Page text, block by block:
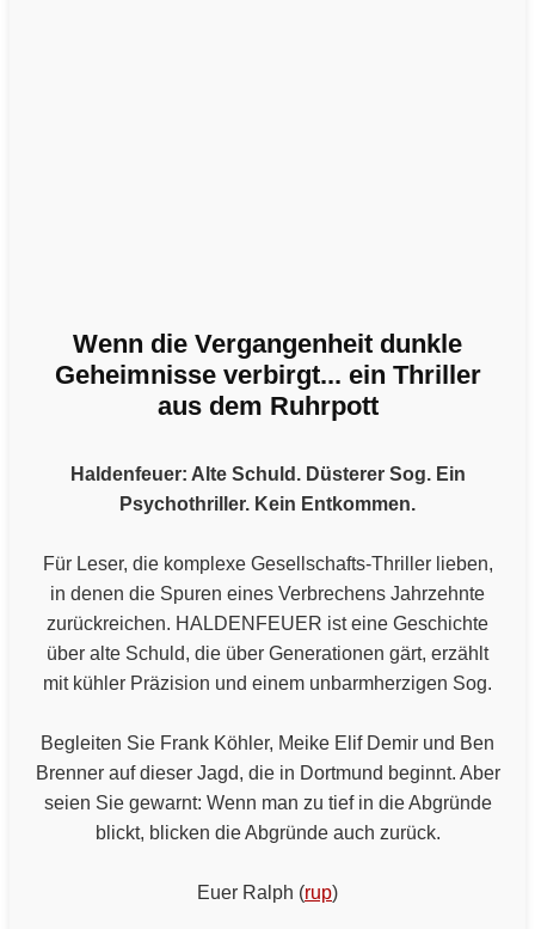
Wenn die Vergangenheit dunkle
Geheimnisse verbirgt... ein Thriller
aus dem Ruhrpott
Haldenfeuer: Alte Schuld. Düsterer Sog. Ein
Psychothriller. Kein Entkommen.
Für Leser, die komplexe Gesellschafts-Thriller lieben,
in denen die Spuren eines Verbrechens Jahrzehnte
zurückreichen. HALDENFEUER ist eine Geschichte
über alte Schuld, die über Generationen gärt, erzählt
mit kühler Präzision und einem unbarmherzigen Sog.
Begleiten Sie Frank Köhler, Meike Elif Demir und Ben
Brenner auf dieser Jagd, die in Dortmund beginnt. Aber
seien Sie gewarnt: Wenn man zu tief in die Abgründe
blickt, blicken die Abgründe auch zurück.
Euer Ralph (rup)